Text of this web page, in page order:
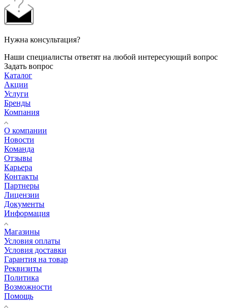
Нужна консультация?
Наши специалисты ответят на любой интересующий вопрос
Задать вопрос
Каталог
Акции
Услуги
Бренды
Компания
О компании
Новости
Команда
Отзывы
Карьера
Контакты
Партнеры
Лицензии
Документы
Информация
Магазины
Условия оплаты
Условия доставки
Гарантия на товар
Реквизиты
Политика
Возможности
Помощь